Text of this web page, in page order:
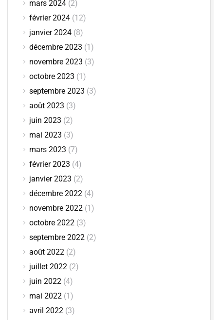
mars 2024 (2)
février 2024 (12)
janvier 2024 (8)
décembre 2023 (1)
novembre 2023 (3)
octobre 2023 (1)
septembre 2023 (3)
août 2023 (3)
juin 2023 (2)
mai 2023 (3)
mars 2023 (7)
février 2023 (4)
janvier 2023 (2)
décembre 2022 (4)
novembre 2022 (1)
octobre 2022 (3)
septembre 2022 (2)
août 2022 (2)
juillet 2022 (2)
juin 2022 (4)
mai 2022 (1)
avril 2022 (3)